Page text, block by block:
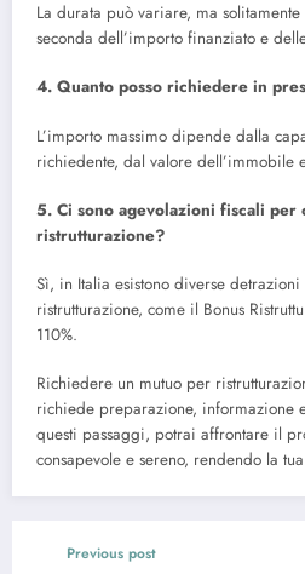
La durata può variare, ma
seconda dell’importo finanziato e
4. Quanto posso richiedere in
L’importo massimo dipende dalla
richiedente, dal valore dell’immobile
5. Ci sono agevolazioni fiscali
ristrutturazione?
Sì, in Italia esistono diverse
ristrutturazione, come il Bonus
110%.
Richiedere un mutuo per
richiede preparazione, informazione
questi passaggi, potrai affrontare il
consapevole e sereno, rendendo la
Previous post